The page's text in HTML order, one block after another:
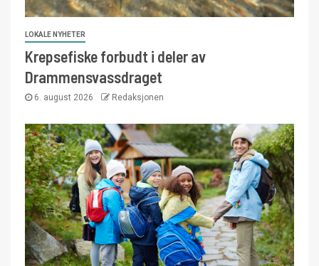
LOKALE NYHETER
Krepsefiske forbudt i deler av
Drammensvassdraget
6. august 2026 Redaksjonen